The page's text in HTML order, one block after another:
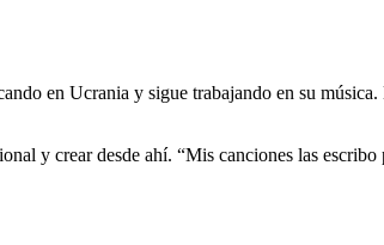
en Ucrania y sigue trabajando en su
y crear desde ahí. “Mis canciones las escribo